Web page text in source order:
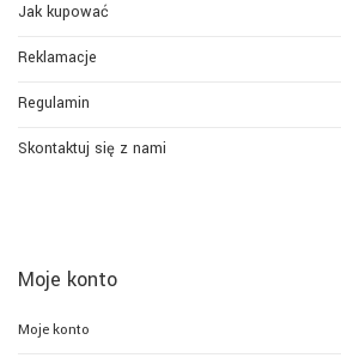
Jak kupować
Reklamacje
Regulamin
Skontaktuj się z nami
Moje konto
Moje konto